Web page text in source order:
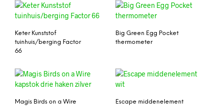
Keter Kunststof
tuinhuis/berging Factor
66
Big Green Egg Pocket
thermometer
Magis Birds on a Wire
Escape middenelement